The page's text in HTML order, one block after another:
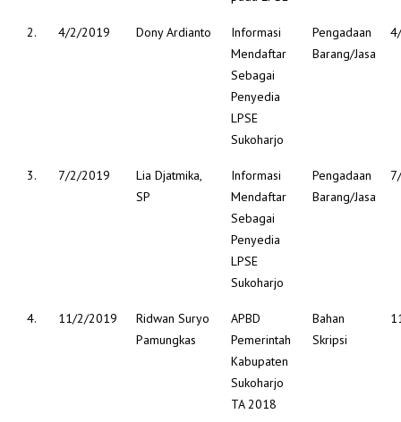
2. 4/2/2019 Dony Ardianto
Informasi
Mendaftar
Sebagai
Penyedia
LPSE
Sukoharjo
Pengadaan
Barang/Jasa
3. 7/2/2019
Lia Djatmika,
SP
Informasi
Mendaftar
Sebagai
Penyedia
LPSE
Sukoharjo
Pengadaan
Barang/Jasa
4. 11/2/2019
Ridwan Suryo
Pamungkas
APBD
Pemerintah
Kabupaten
Sukoharjo
TA 2018
Bahan
Skripsi